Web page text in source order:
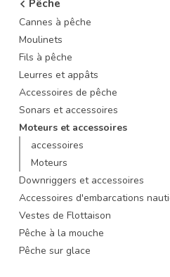
Pêche
Cannes à pêche
Moulinets
Fils à pêche
Leurres et appâts
Accessoires de pêche
Sonars et accessoires
Moteurs et accessoires
accessoires
Moteurs
Downriggers et accessoires
Accessoires d'embarcations
Vestes de Flottaison
Pêche à la mouche
Pêche sur glace